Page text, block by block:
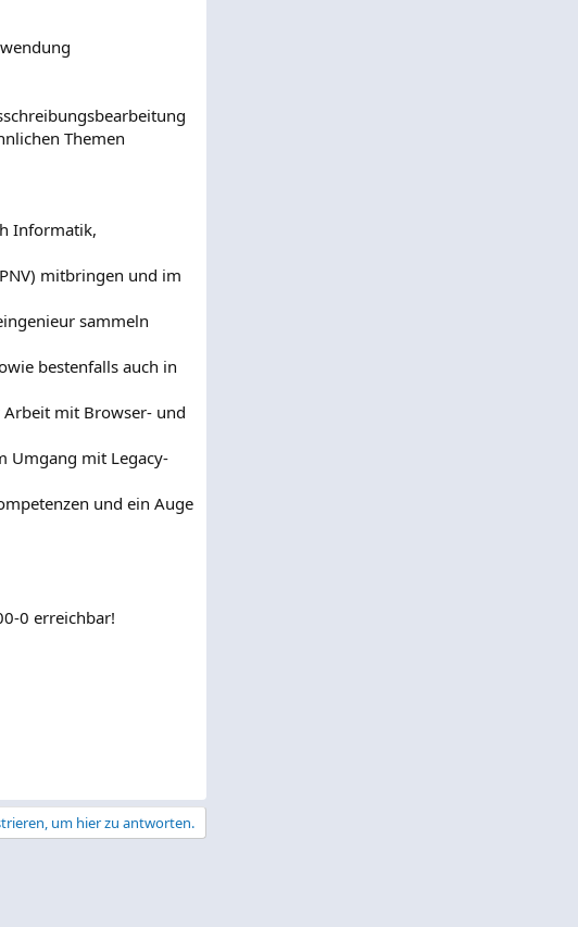
Themen
Informatik,
mitbringen und im
sammeln
bestenfalls auch in
mit Browser- und
Umgang mit Legacy-
und ein Auge
0 erreichbar!
um hier zu antworten.